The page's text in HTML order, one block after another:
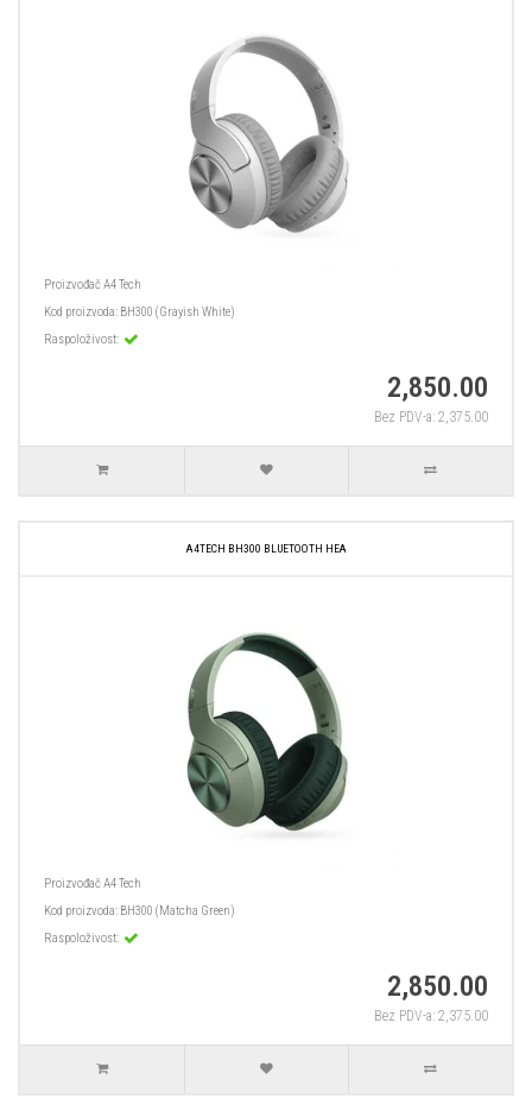
ProizvođačA4 Tech
Kod proizvoda: BH300 (Grayish White)
Raspoloživost:
2,850.00
Bez PDV-a: 2,375.00
A4TECH BH300 BLUETOOTH HEA
ProizvođačA4 Tech
Kod proizvoda: BH300 (Matcha Green)
Raspoloživost:
2,850.00
Bez PDV-a: 2,375.00